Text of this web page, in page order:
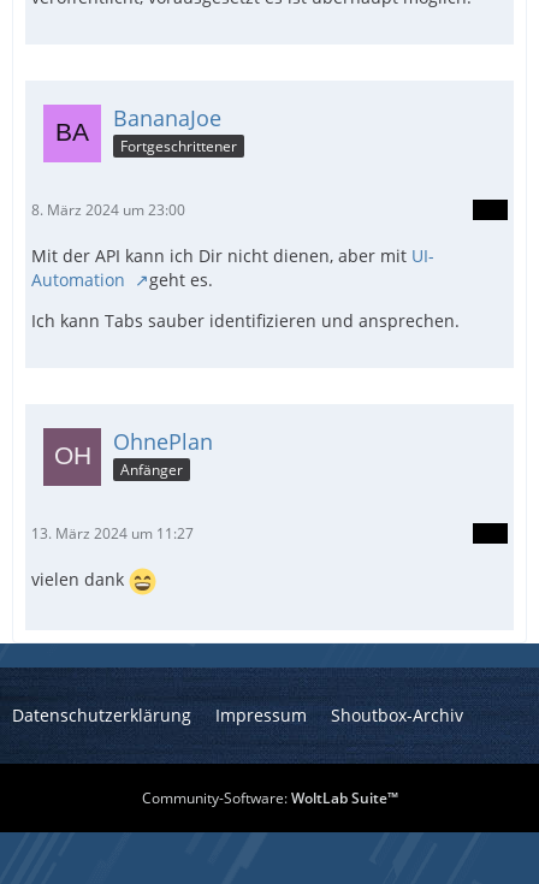
BananaJoe
Fortgeschrittener
8. März 2024 um 23:00
Mit der API kann ich Dir nicht dienen, aber mit UI-
Automation
geht es.
Ich kann Tabs sauber identifizieren und ansprechen.
OhnePlan
Anfänger
13. März 2024 um 11:27
vielen dank
Datenschutzerklärung Impressum Shoutbox-Archiv
Community-Software:WoltLab Suite™